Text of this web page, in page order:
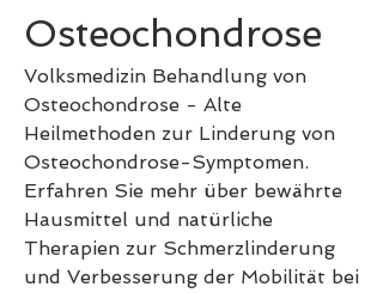
Osteochondrose
Volksmedizin Behandlung von
Osteochondrose - Alte
Heilmethoden zur Linderung von
Osteochondrose-Symptomen.
Erfahren Sie mehr über bewährte
Hausmittel und natürliche
Therapien zur Schmerzlinderung
und Verbesserung der Mobilität bei